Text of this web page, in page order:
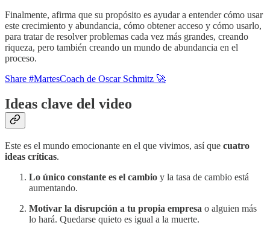
Finalmente, afirma que su propósito es ayudar a entender cómo usar
este crecimiento y abundancia, cómo obtener acceso y cómo usarlo,
para tratar de resolver problemas cada vez más grandes, creando
riqueza, pero también creando un mundo de abundancia en el
proceso.
Share #MartesCoach de Oscar Schmitz 🚀
Ideas clave del video
Este es el mundo emocionante en el que vivimos, así que cuatro
ideas críticas.
Lo único constante es el cambio y la tasa de cambio está
aumentando.
Motivar la disrupción a tu propia empresa o alguien más
lo hará. Quedarse quieto es igual a la muerte.